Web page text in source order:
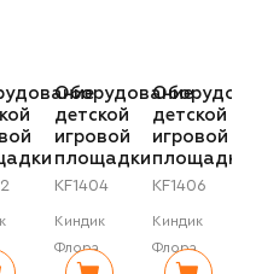
Оборудование
детской
игровой
площадки
KF1404
Киндик
Флора
детской
игровой
площадки
KF1406
Киндик
Флора